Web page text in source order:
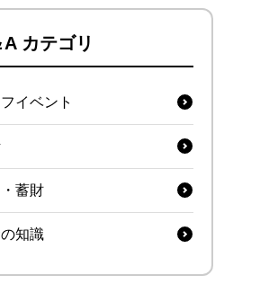
カテゴリ
イベント
蓄財
知識